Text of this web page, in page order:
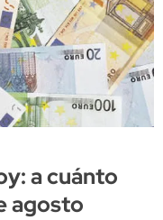
a cuánto
agosto